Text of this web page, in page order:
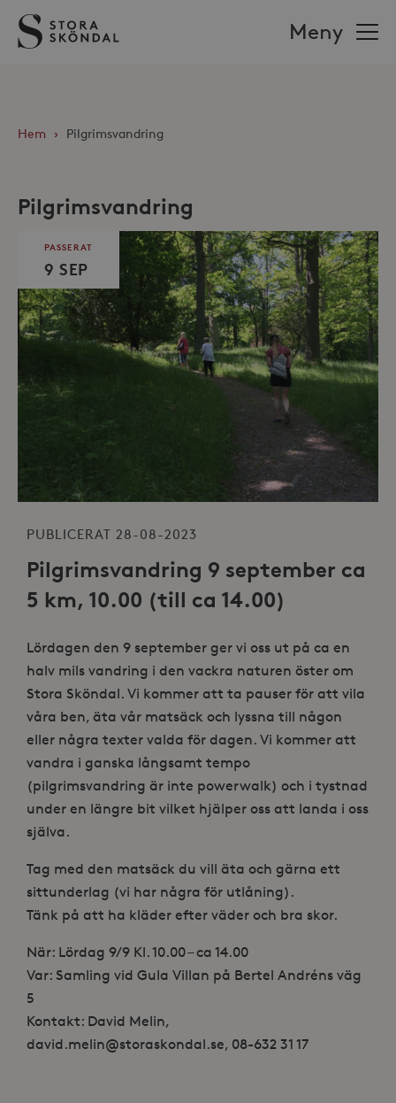
Stora
Sköndal
Meny
Hem › Pilgrimsvandring
Pilgrimsvandring
PASSERAT
9 SEP
PUBLICERAT 28-08-2023
Pilgrimsvandring 9 september ca
5 km, 10.00 (till ca 14.00)
Lördagen den 9 september ger vi oss ut på ca en
halv mils vandring i den vackra naturen öster om
Stora Sköndal. Vi kommer att ta pauser för att vila
våra ben, äta vår matsäck och lyssna till någon
eller några texter valda för dagen. Vi kommer att
vandra i ganska långsamt tempo
(pilgrimsvandring är inte powerwalk) och i tystnad
under en längre bit vilket hjälper oss att landa i oss
själva.
Tag med den matsäck du vill äta och gärna ett
sittunderlag (vi har några för utlåning).
Tänk på att ha kläder efter väder och bra skor.
När: Lördag 9/9 Kl. 10.00 – ca 14.00
Var: Samling vid Gula Villan på Bertel Andréns väg
5
Kontakt: David Melin,
david.melin@storaskondal.se, 08-632 31 17